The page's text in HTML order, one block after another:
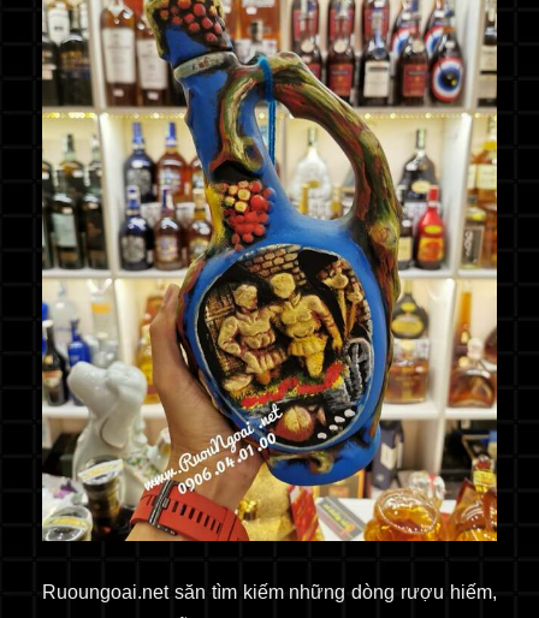
Ruoungoai.net săn tìm kiếm những dòng rượu hiếm,